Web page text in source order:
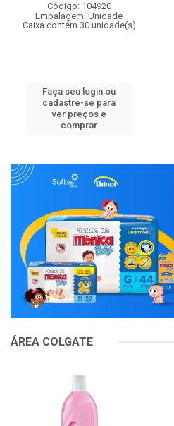
Código: 104920
Embalagem: Unidade
Caixa contém 30 unidade(s)
Faça seu login ou
cadastre-se para
ver preços e
comprar
ÁREA COLGATE